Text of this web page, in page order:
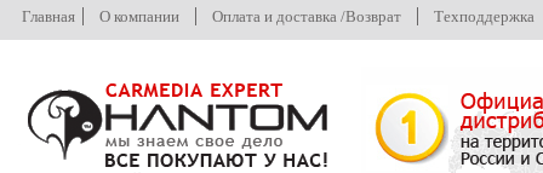
Главная О компании Оплата и доставка /Возврат Техподдержка